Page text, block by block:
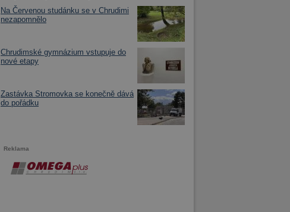
Na Červenou studánku se v Chrudimi
nezapomnělo
Chrudimské gymnázium vstupuje do
nové etapy
Zastávka Stromovka se konečně dává
do pořádku
Reklama